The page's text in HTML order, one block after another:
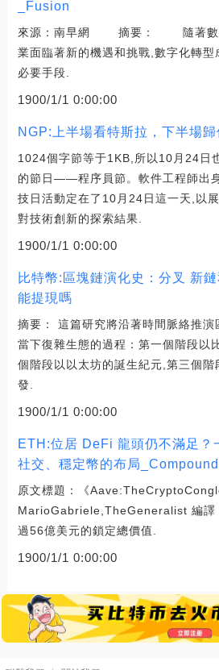
_Fusion
來源：南早網 摘要： 隨著數字
業面臨著新的機遇和挑戰,數字化轉型
必要手段.
1900/1/1 0:00:00
NGP:上半場看特斯拉，下半場
1024個字節等于1KB,所以10月24日
的節日——程序員節。軟件工程師出
技日活動定在了10月24日這一天,以
對技術創新的探索結果.
1900/1/1 0:00:00
比特幣:區塊鏈演化史：分叉 新
能提現嗎
摘要： 這篇研究將沿著時間脈絡推演
當下復雜生態的過程：第一個階段以
個階段以以太坊的誕生紀元,第三個階
發.
1900/1/1 0:00:00
ETH:位居 DeFi 龍頭仍不滿足？
社交、穩定幣的布局
原文標題：《
MarioGabriele,TheGeneralist 編譯
過56億美元的鎖定總價值.
1900/1/1 0:00:00